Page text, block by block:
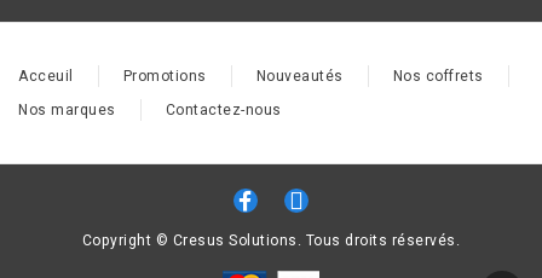
Acceuil Promotions Nouveautés
Nos coffrets
Nos marques
Contactez-nous
Copyright © Cresus Solutions. Tous droits réservés.